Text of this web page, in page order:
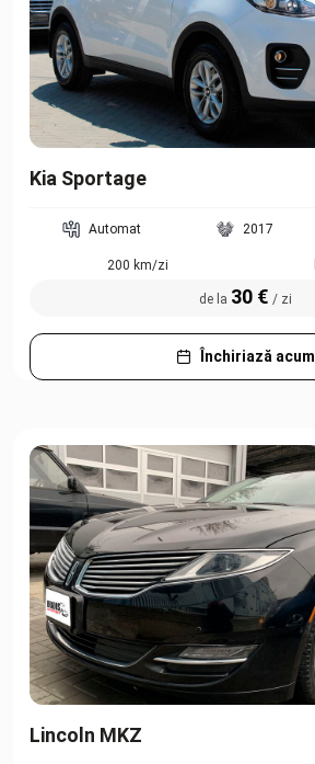
Kia Sportage
Automat 2017
200 km/zi
de la 30 € / zi
Închiriază acum
Lincoln MKZ